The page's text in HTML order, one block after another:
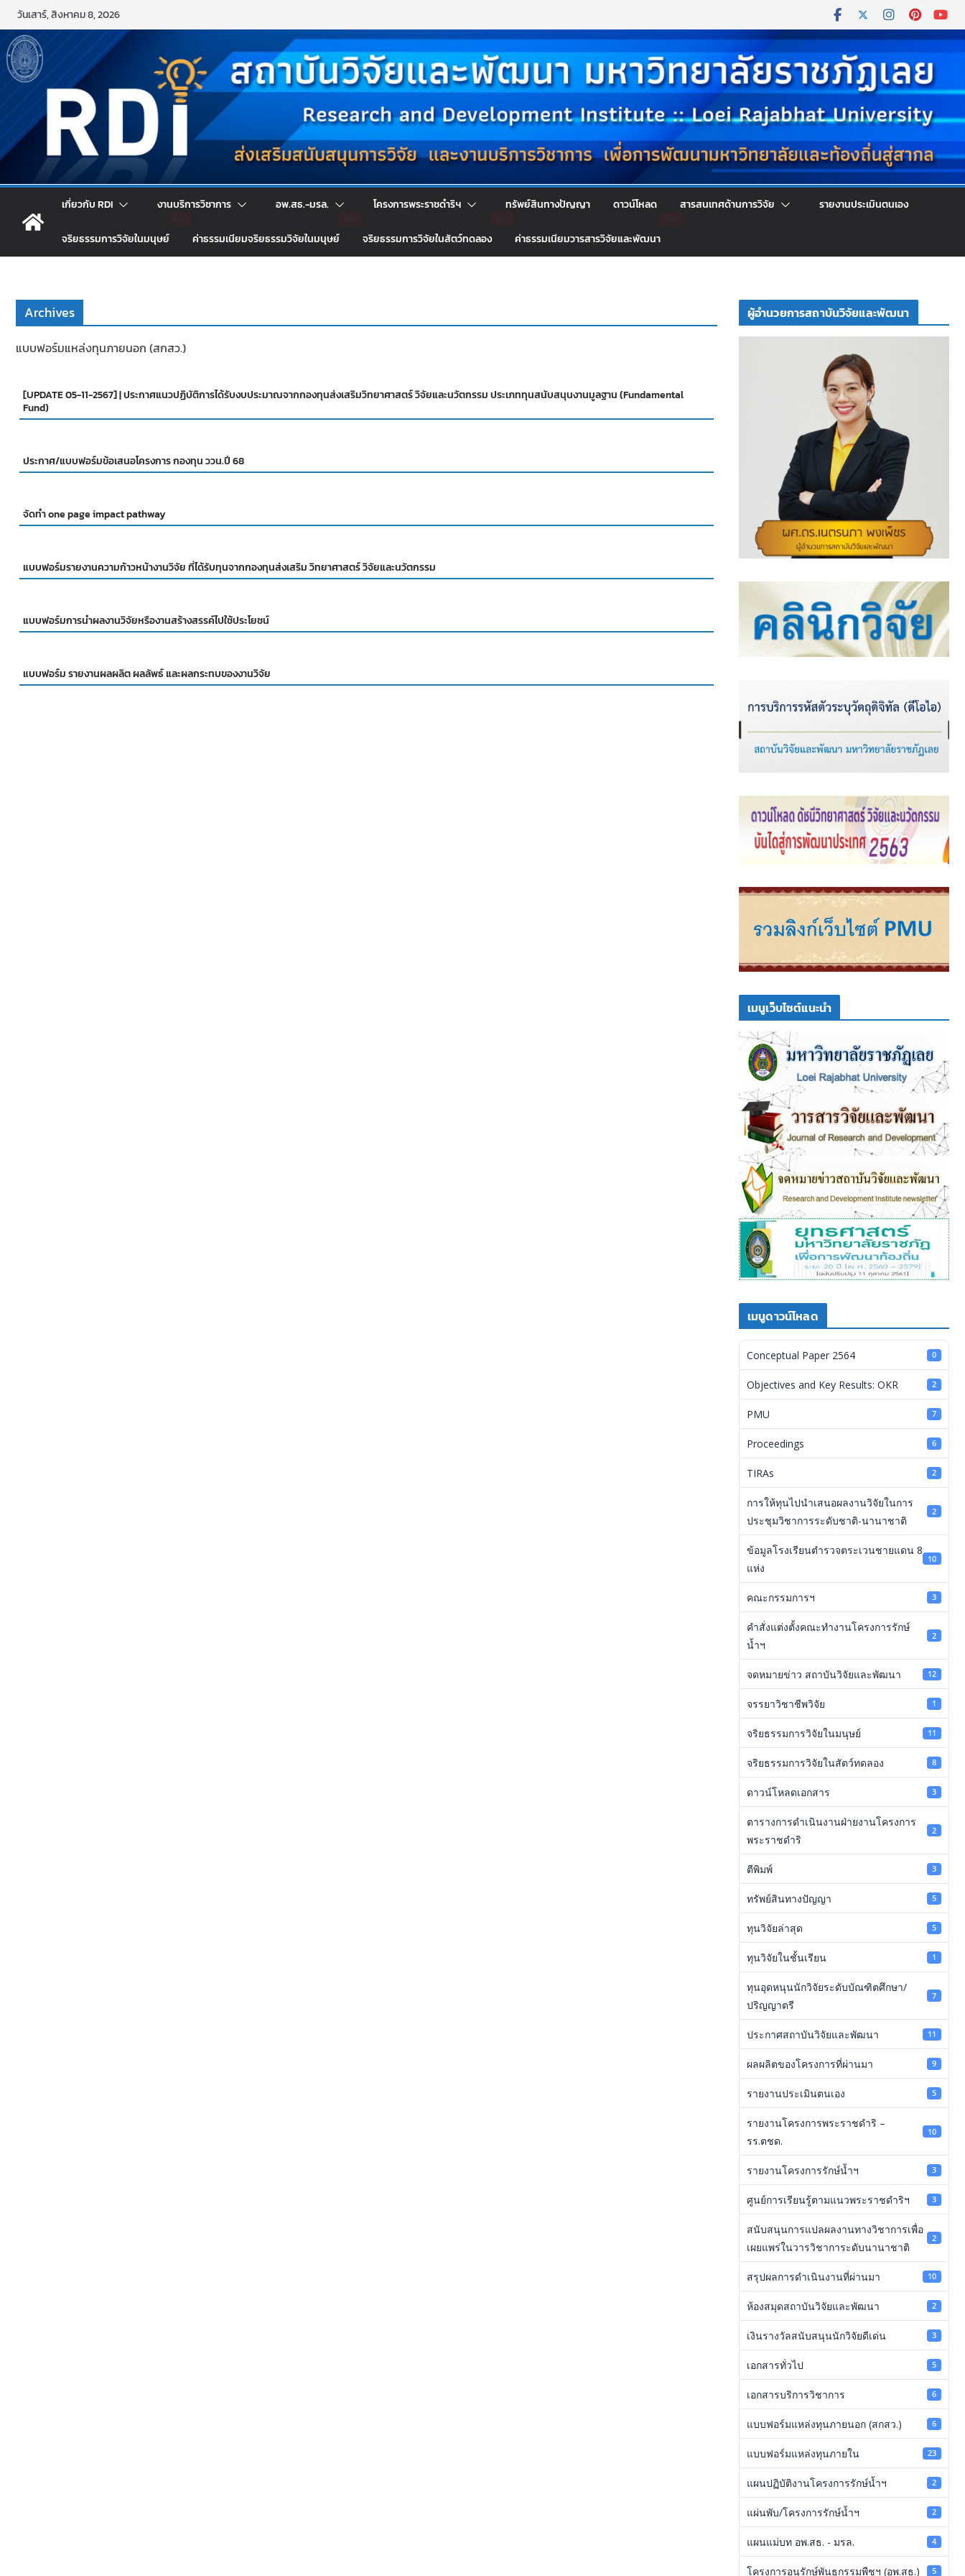
Skip
to
content
วันเสาร์, สิงหาคม 8, 2026
เกี่ยวกับ RDI งานบริการวิชาการ อพ.สธ.-มรล. โครงการพระราชดำริฯ ทรัพย์สินทางปัญญา ดาวน์โหลด สารสนเทศด้านการวิจัย รายงานประเมินตนเอง
จริยธรรมการวิจัยในมนุษย์ ค่าธรรมเนียมจริยธรรมวิจัยในมนุษย์ จริยธรรมการวิจัยในสัตว์ทดลอง ค่าธรรมเนียมวารสารวิจัยและพัฒนา
Archives
แบบฟอร์มแหล่งทุนภายนอก (สกสว.)
[UPDATE 05-11-2567] | ประกาศแนวปฏิบัติการได้รับงบประมาณจากกองทุนส่งเสริมวิทยาศาสตร์ วิจัยและนวัตกรรม ประเภททุนสนับสนุนงานมูลฐาน (Fundamental
Fund)
ประกาศ/แบบฟอร์มข้อเสนอโครงการ กองทุน ววน.ปี 68
จัดทำ one page impact pathway
แบบฟอร์มรายงานความก้าวหน้างานวิจัย ที่ได้รับทุนจากกองทุนส่งเสริม วิทยาศาสตร์ วิจัยและนวัตกรรม
แบบฟอร์มการนำผลงานวิจัยหรืองานสร้างสรรค์ไปใช้ประโยชน์
แบบฟอร์ม รายงานผลผลิต ผลลัพธ์ และผลกระทบของงานวิจัย
ผู้อำนวยการสถาบันวิจัยและพัฒนา
เมนูเว็บไซต์แนะนำ
เมนูดาวน์โหลด
Conceptual Paper 2564 0
Objectives and Key Results: OKR 2
PMU 7
Proceedings 6
TIRAs 2
การให้ทุนไปนำเสนอผลงานวิจัยในการ
ประชุมวิชาการระดับชาติ-นานาชาติ
2
ข้อมูลโรงเรียนตำรวจตระเวนชายแดน 8
แห่ง
10
คณะกรรมการฯ 3
คำสั่งแต่งตั้งคณะทำงานโครงการรักษ์
น้ำฯ
2
จดหมายข่าว สถาบันวิจัยและพัฒนา 12
จรรยาวิชาชีพวิจัย 1
จริยธรรมการวิจัยในมนุษย์ 11
จริยธรรมการวิจัยในสัตว์ทดลอง 8
ดาวน์โหลดเอกสาร 3
ตารางการดำเนินงานฝ่ายงานโครงการ
พระราชดำริ
2
ตีพิมพ์ 3
ทรัพย์สินทางปัญญา 5
ทุนวิจัยล่าสุด 5
ทุนวิจัยในชั้นเรียน 1
ทุนอุดหนุนนักวิจัยระดับบัณฑิตศึกษา/
ปริญญาตรี
7
ประกาศสถาบันวิจัยและพัฒนา 11
ผลผลิตของโครงการที่ผ่านมา 9
รายงานประเมินตนเอง 5
รายงานโครงการพระราชดำริ –
รร.ตชด.
10
รายงานโครงการรักษ์น้ำฯ 3
ศูนย์การเรียนรู้ตามแนวพระราชดำริฯ 3
สนับสนุนการแปลผลงานทางวิชาการเพื่อ
เผยแพร่ในวารวิชาการะดับนานาชาติ
2
สรุปผลการดำเนินงานที่ผ่านมา 10
ห้องสมุดสถาบันวิจัยและพัฒนา 2
เงินรางวัลสนับสนุนนักวิจัยดีเด่น 3
เอกสารทั่วไป 5
เอกสารบริการวิชาการ 6
แบบฟอร์มแหล่งทุนภายนอก (สกสว.) 6
แบบฟอร์มแหล่งทุนภายใน 23
แผนปฏิบัติงานโครงการรักษ์น้ำฯ 2
แผ่นพับ/โครงการรักษ์น้ำฯ 2
แผนแม่บท อพ.สธ. - มรล. 4
โครงการอนุรักษ์พันธุกรรมพืชฯ (อพ.สธ.) 5